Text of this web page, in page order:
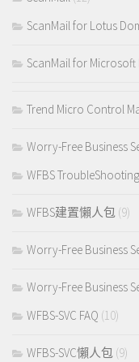
ScanMail for Lotus
ScanMail for Microsoft
Trend Micro Control
Worry-Free Business
WFBS
WFBS建置懶人包 (9)
Worry-Free Business
Worry-Free Business
WFBS-SVC FAQ (10)
WFBS-SVC懶人包 (9)